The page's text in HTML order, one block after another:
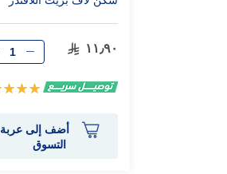
١١٫٩٠
تقييم:
أضف إلى عربة
التسوق